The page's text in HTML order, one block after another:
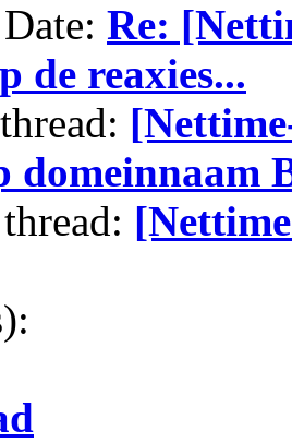
Re:
de reaxies...
domeinnaam